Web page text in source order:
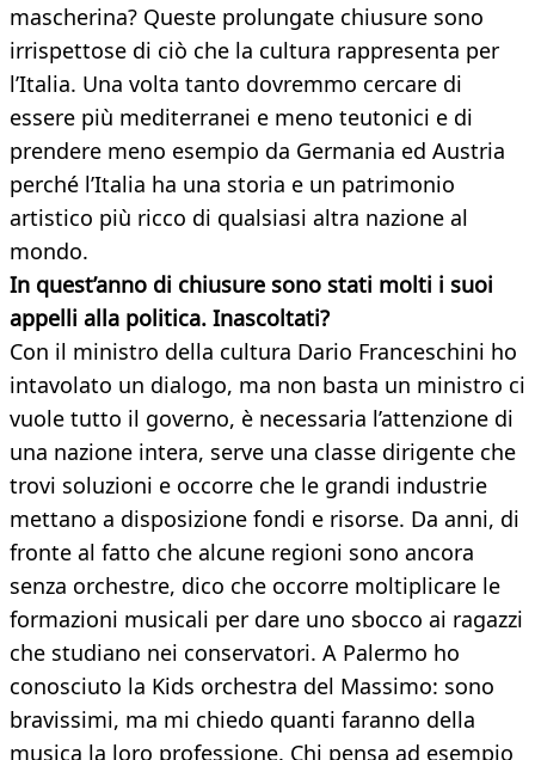
mascherina? Queste prolungate chiusure sono
irrispettose di ciò che la cultura rappresenta per
l’Italia. Una volta tanto dovremmo cercare di
essere più mediterranei e meno teutonici e di
prendere meno esempio da Germania ed Austria
perché l’Italia ha una storia e un patrimonio
artistico più ricco di qualsiasi altra nazione al
mondo.
In quest’anno di chiusure sono stati molti i suoi
appelli alla politica. Inascoltati?
Con il ministro della cultura Dario Franceschini ho
intavolato un dialogo, ma non basta un ministro ci
vuole tutto il governo, è necessaria l’attenzione di
una nazione intera, serve una classe dirigente che
trovi soluzioni e occorre che le grandi industrie
mettano a disposizione fondi e risorse. Da anni, di
fronte al fatto che alcune regioni sono ancora
senza orchestre, dico che occorre moltiplicare le
formazioni musicali per dare uno sbocco ai ragazzi
che studiano nei conservatori. A Palermo ho
conosciuto la Kids orchestra del Massimo: sono
bravissimi, ma mi chiedo quanti faranno della
musica la loro professione. Chi pensa ad esempio